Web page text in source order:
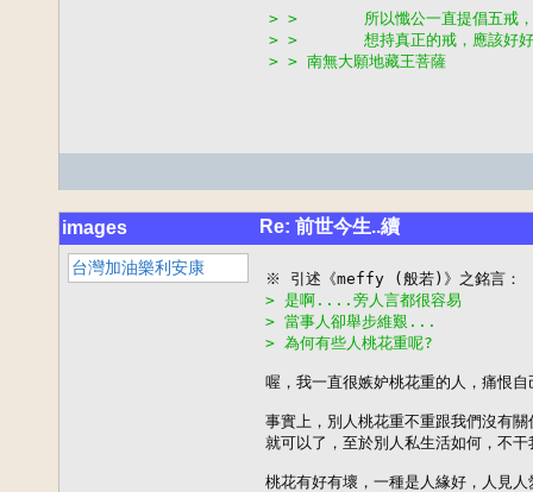
> >       所以懺公一直提倡五戒，
> >       想持真正的戒，應該好好
> > 南無大願地藏王菩薩
images Re: 前世今生..續
台灣加油樂利安康
> 是啊....旁人言都很容易
> 當事人卻舉步維艱...
> 為何有些人桃花重呢?
喔，我一直很嫉妒桃花重的人，痛恨
事實上，別人桃花重不重跟我們沒有
就可以了，至於別人私生活如何，不干
桃花有好有壞，一種是人緣好，人見